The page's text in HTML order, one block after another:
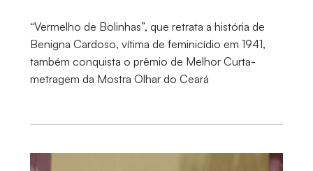
“Vermelho de Bolinhas”, que retrata a história de
Benigna Cardoso, vítima de feminicídio em 1941,
também conquista o prêmio de Melhor Curta-
metragem da Mostra Olhar do Ceará